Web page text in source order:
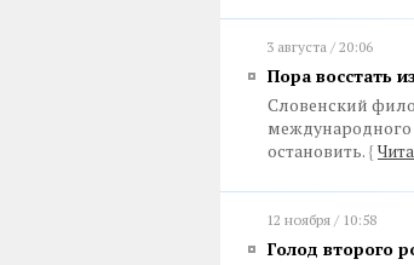
3 августа / 20:06
Пора восстать
Словенский
международного
остановить. {
12 ноября / 10:58
Голод второго